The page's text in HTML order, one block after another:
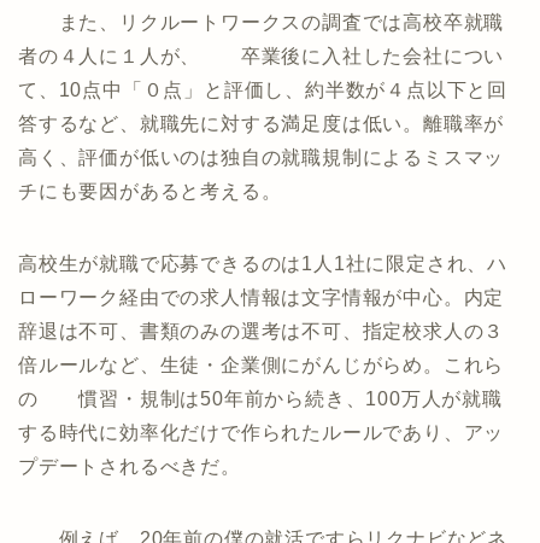
また、リクルートワークスの調査では高校卒就職
者の４人に１人が、 卒業後に入社した会社につい
て、10点中「０点」と評価し、約半数が４点以下と回
答するなど、就職先に対する満足度は低い。離職率が
高く、評価が低いのは独自の就職規制によるミスマッ
チにも要因があると考える。
高校生が就職で応募できるのは1人1社に限定され、ハ
ローワーク経由での求人情報は文字情報が中心。内定
辞退は不可、書類のみの選考は不可、指定校求人の３
倍ルールなど、生徒・企業側にがんじがらめ。これら
の 慣習・規制は50年前から続き、100万人が就職
する時代に効率化だけで作られたルールであり、アッ
プデートされるべきだ。